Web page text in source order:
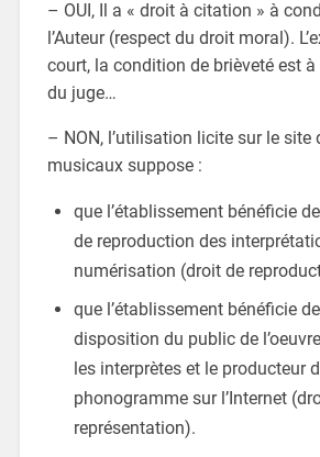
– OUI, Il a « droit à citation » à
l’Auteur (respect du droit moral).
court, la condition de brièveté est à
du juge…
– NON, l’utilisation licite sur le site
musicaux suppose :
que l’établissement bénéficie
de reproduction des
numérisation (droit de
que l’établissement bénéficie
disposition du public de
les interprètes et le producteur
phonogramme sur l’Internet
représentation).